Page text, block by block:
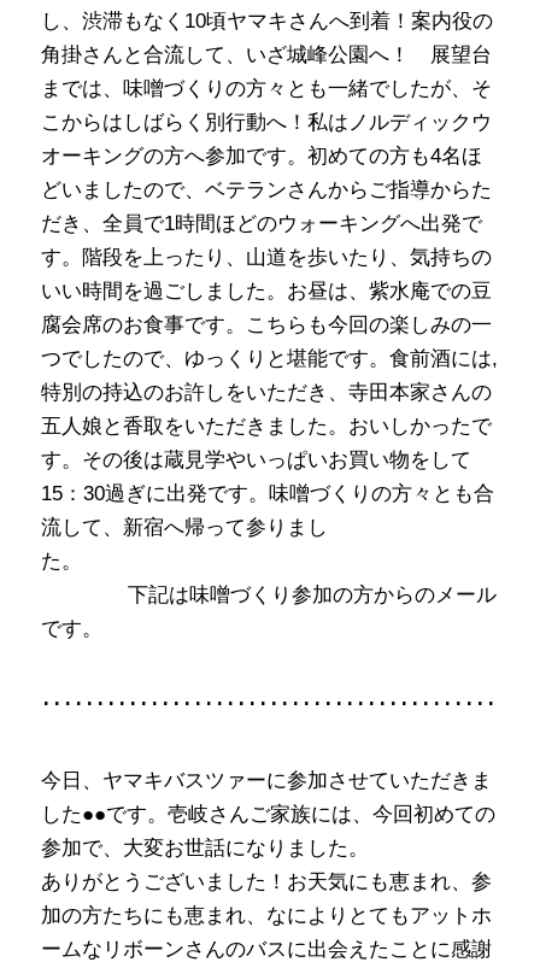
し、渋滞もなく10頃ヤマキさんへ到着！案内役の
角掛さんと合流して、いざ城峰公園へ！ 展望台
までは、味噌づくりの方々とも一緒でしたが、そ
こからはしばらく別行動へ！私はノルディックウ
オーキングの方へ参加です。初めての方も4名ほ
どいましたので、ベテランさんからご指導からた
だき、全員で1時間ほどのウォーキングへ出発で
す。階段を上ったり、山道を歩いたり、気持ちの
いい時間を過ごしました。お昼は、紫水庵での豆
腐会席のお食事です。こちらも今回の楽しみの一
つでしたので、ゆっくりと堪能です。食前酒には,
特別の持込のお許しをいただき、寺田本家さんの
五人娘と香取をいただきました。おいしかったで
す。その後は蔵見学やいっぱいお買い物をして
15：30過ぎに出発です。味噌づくりの方々とも合
流して、新宿へ帰って参りまし
た
下記は味噌づくり参加の方からのメール
です。
･･･････････････････････････････････････････
今日、ヤマキバスツァーに参加させていただきま
した●●です。壱岐さんご家族には、今回初めての
参加で、大変お世話になりました。
ありがとうございました！お天気にも恵まれ、参
加の方たちにも恵まれ、なによりとてもアットホ
ームなリボーンさんのバスに出会えたことに感謝